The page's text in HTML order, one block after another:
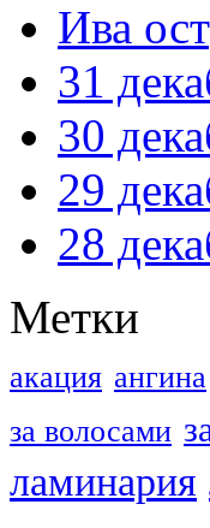
Ива
31
30
29
28
Метки
акация ангина
за волосами
ламинария